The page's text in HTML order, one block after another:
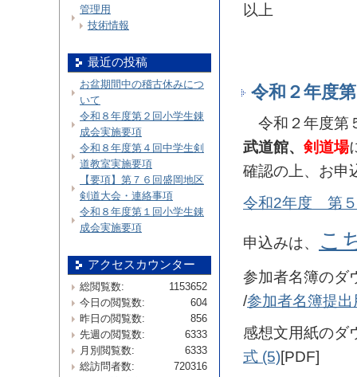
以上
令和２年度
令和２年度第
武道館、 剣道場
確認の上、お申
令和2年度 第５
申込みは、 こ
参加者名簿の
/参加者名簿提出
感想文用紙の
式 (5)[PDF]
管理用
技術情報
最近の投稿
お盆期間中の稽古休みにつ
いて
令和８年度第２回小学生錬
成会実施要項
令和８年度第４回中学生剣
道教室実施要項
【要項】第７６回盛岡地区
剣道大会・連絡事項
令和８年度第１回小学生錬
成会実施要項
アクセスカウンター
1153652
総閲覧数:
604
今日の閲覧数:
856
昨日の閲覧数:
6333
先週の閲覧数:
6333
月別閲覧数:
720316
総訪問者数: